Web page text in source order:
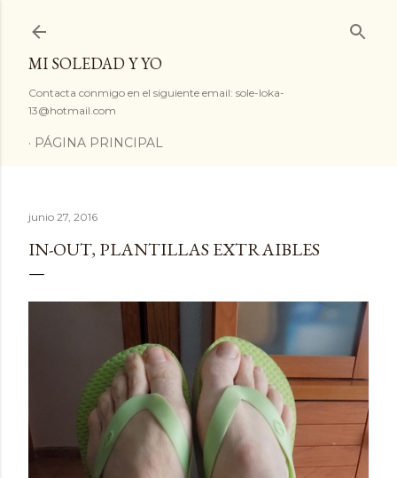
MI SOLEDAD Y YO
Contacta conmigo en el siguiente email: sole-loka-
13@hotmail.com
PÁGINA PRINCIPAL
junio 27, 2016
IN-OUT, PLANTILLAS EXTRAIBLES